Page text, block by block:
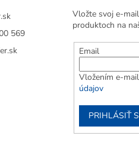
569
Vložte svoj e-
produktoch na
Email
Vložením e-
údajov
PRIHLÁSIŤ